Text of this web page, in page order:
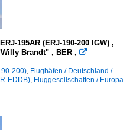
195AR (ERJ-190-200 IGW) ,
Brandt" , BER , 
200), Flughäfen / Deutschland /
EDDB), Fluggesellschaften / Europa